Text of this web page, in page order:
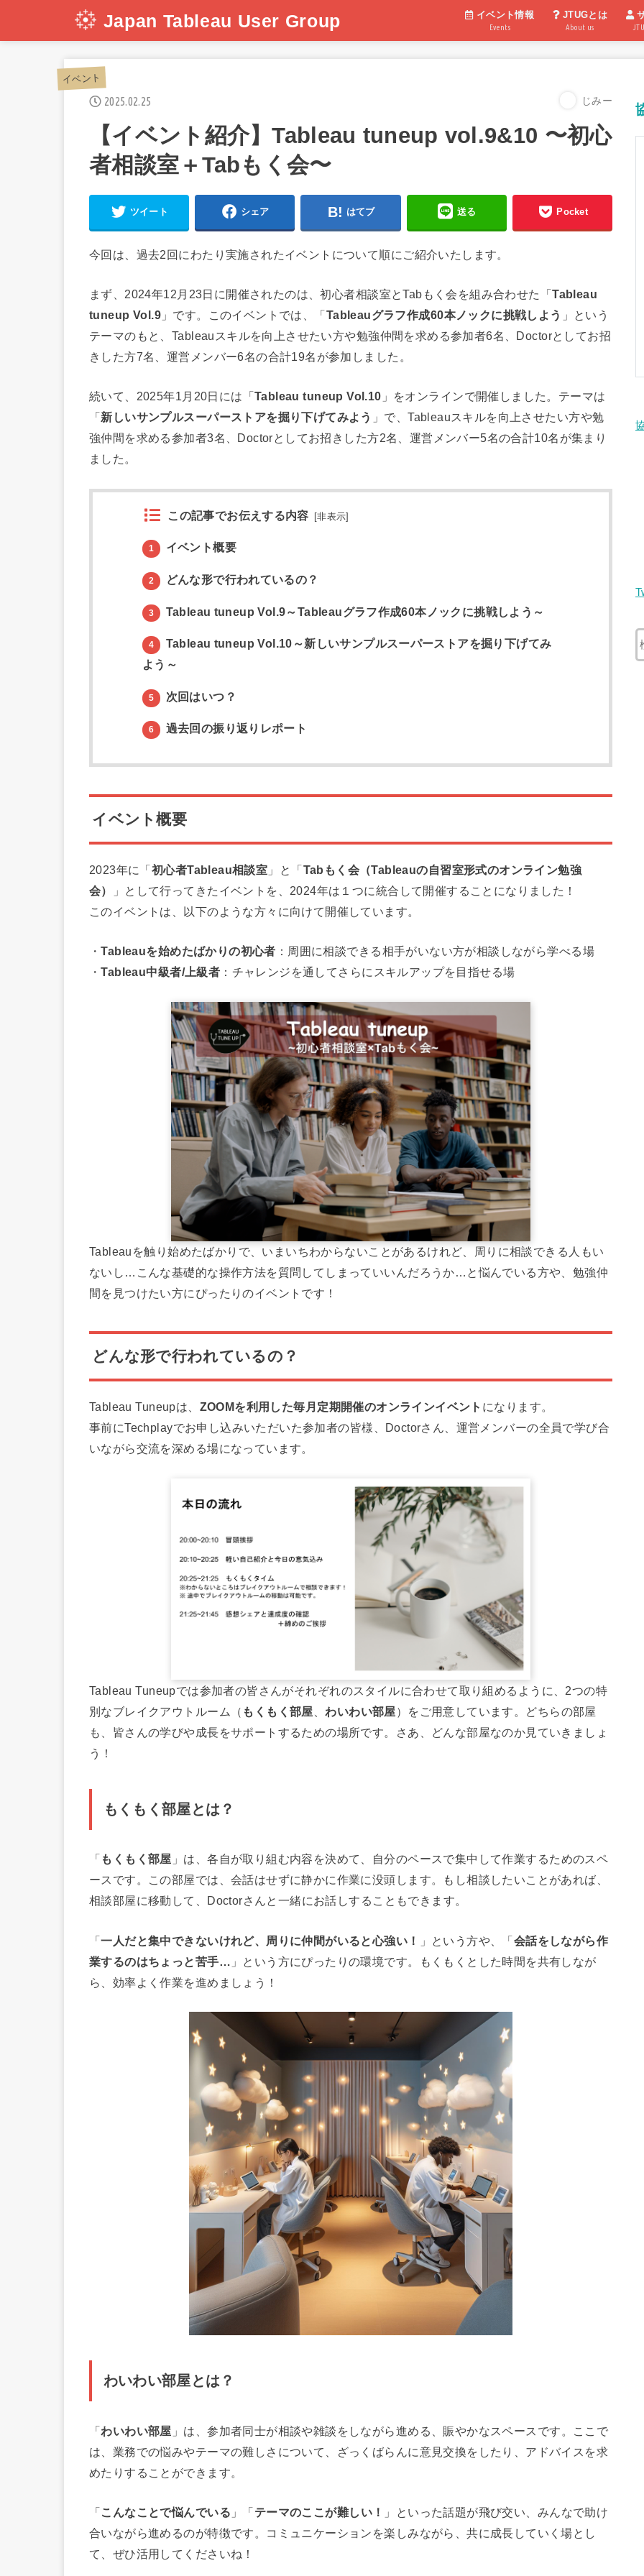
Japan Tableau User Group イベント情報
Events
JTUGとは
About us
イベント
2025.02.25 じみー
【イベント紹介】Tableau tuneup vol.9&10 〜初心
者相談室＋Tabもく会〜
ツイート シェア はてブ 送る Pocket
今回は、過去2回にわたり実施されたイベントについて順にご紹介いたします。
まず、2024年12月23日に開催されたのは、初心者相談室とTabもく会を組み合わせた「Tableau
tuneup Vol.9」です。このイベントでは、「Tableauグラフ作成60本ノックに挑戦しよう 」という
テーマのもと、Tableauスキルを向上させたい方や勉強仲間を求める参加者6名、Doctorとしてお招
きした方7名、運営メンバー6名の合計19名が参加しました。
続いて、2025年1月20日には「Tableau tuneup Vol.10 」をオンラインで開催しました。テーマは
「新しいサンプルスーパーストアを掘り下げてみよう 」で、Tableauスキルを向上させたい方や勉
強仲間を求める参加者3名、Doctorとしてお招きした方2名、運営メンバー5名の合計10名が集まり
ました。
この記事でお伝えする内容 [非表示]
1 イベント概要
2 どんな形で行われているの？
3 Tableau tuneup Vol.9～Tableauグラフ作成60本ノックに挑戦しよう～
4
Tableau tuneup Vol.10～新しいサンプルスーパーストアを掘り下げてみ
よう～
5 次回はいつ？
6 過去回の振り返りレポート
イベント概要
2023年に「初心者Tableau相談室 」と「Tabもく会（Tableauの自習室形式のオンライン勉強
会）
」として行ってきたイベントを、2024年は１つに統合して開催することになりました！
このイベントは、以下のような方々に向けて開催しています。
・Tableauを始めたばかりの初心者 ：周囲に相談できる相手がいない方が相談しながら学べる場
・Tableau中級者/上級者 ：チャレンジを通してさらにスキルアップを目指せる場
Tableauを触り始めたばかりで、いまいちわからないことがあるけれど、周りに相談できる人もい
ないし…こんな基礎的な操作方法を質問してしまっていいんだろうか…と悩んでいる方や、勉強仲
間を見つけたい方にぴったりのイベントです！
どんな形で行われているの？
Tableau Tuneupは、 ZOOMを利用した毎月定期開催のオンラインイベント になります。
事前にTechplayでお申し込みいただいた参加者の皆様、Doctorさん、運営メンバーの全員で学び合
いながら交流を深める場になっています。
Tableau Tuneupでは参加者の皆さんがそれぞれのスタイルに合わせて取り組めるように、2つの特
別なブレイクアウトルーム（ もくもく部屋 わいわい部屋）をご用意しています。どちらの部屋
も、皆さんの学びや成長をサポートするための場所です。さあ、どんな部屋なのか見ていきましょ
う！
もくもく部屋 とは？
「 もくもく部屋 」は、各自が取り組む内容を決めて、自分のペースで集中して作業するためのスペ
ースです。この部屋では、会話はせずに静かに作業に没頭します。もし相談したいことがあれば、
相談部屋に移動して、Doctorさんと一緒にお話しすることもできます。
「一人だと集中できないけれど、周りに仲間がいると心強い！ 」という方や、「会話をしながら作
業するのはちょっと苦手…
」という方にぴったりの環境です。もくもくとした時間を共有しなが
ら、効率よく作業を進めましょう！
わいわい部屋 とは？
「わいわい部屋 」は、参加者同士が相談や雑談をしながら進める、賑やかなスペースです。ここで
は、業務での悩みやテーマの難しさについて、ざっくばらんに意見交換をしたり、アドバイスを求
めたりすることができます。
「こんなことで悩んでいる 」「テーマのここが難しい！
」といった話題が飛び交い、みんなで助け
合いながら進めるのが特徴です。コミュニケーションを楽しみながら、共に成長していく場とし
て、ぜひ活用してくださいね！